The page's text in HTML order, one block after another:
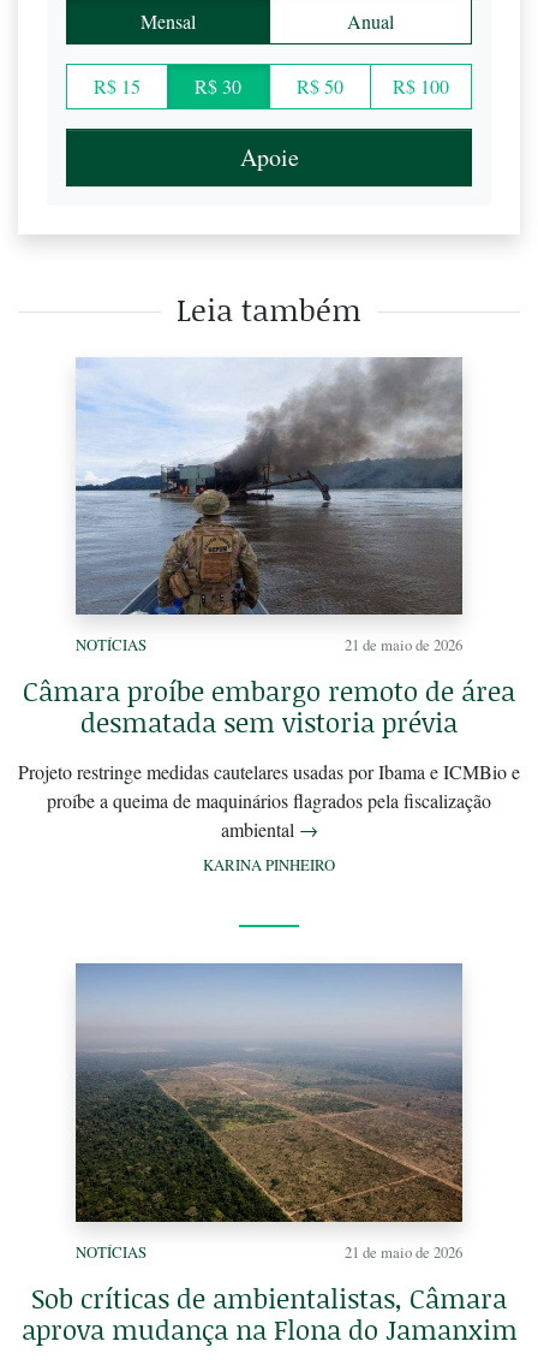
Mensal Anual
R$ 15 R$ 30 R$ 50 R$ 100
Apoie
Leia também
NOTÍCIAS 21 de maio de 2026
Câmara proíbe embargo remoto de área
desmatada sem vistoria prévia
Projeto restringe medidas cautelares usadas por Ibama e ICMBio e
proíbe a queima de maquinários flagrados pela fiscalização
ambiental →
KARINA PINHEIRO
NOTÍCIAS 21 de maio de 2026
Sob críticas de ambientalistas, Câmara
aprova mudança na Flona do Jamanxim